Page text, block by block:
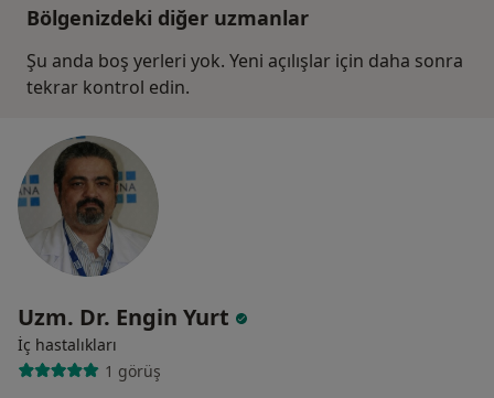
Bölgenizdeki diğer uzmanlar
Şu anda boş yerleri yok. Yeni açılışlar için daha sonra
tekrar kontrol edin.
Uzm. Dr. Engin Yurt
İç hastalıkları
1 görüş